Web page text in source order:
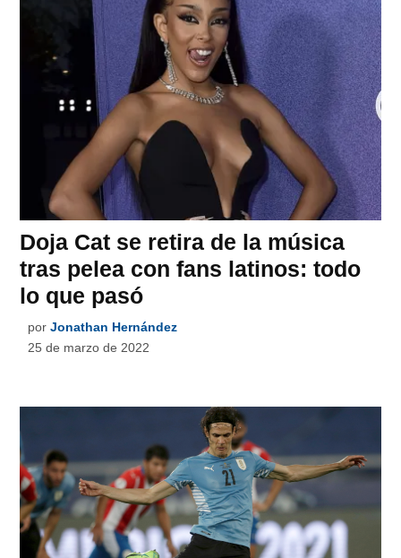
Doja Cat se retira de la música
tras pelea con fans latinos: todo
lo que pasó
por Jonathan Hernández
25 de marzo de 2022